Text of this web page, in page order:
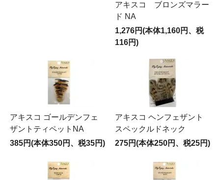
アキスコ ブロンズマラー
ド NA
1,276円(本体1,160円、税
116円)
アキスコ ゴールデンフェ
ザントティペットNA
385円(本体350円、税35円)
アキスコ ヘンフェザント
スペックルドネック
275円(本体250円、税25円)